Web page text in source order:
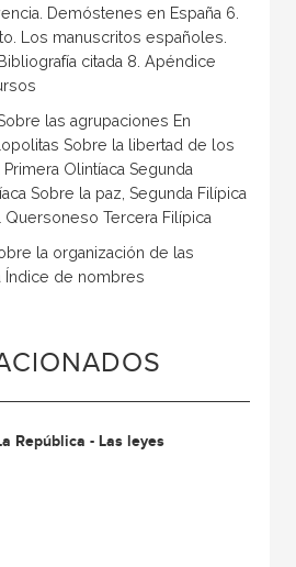
Demóstenes en España 6.
Los manuscritos españoles.
citada 8. Apéndice
las agrupaciones En
Sobre la libertad de los
Olintíaca Segunda
Sobre la paz, Segunda Filípica
Tercera Filípica
la organización de las
Índice de nombres
República - Las leyes